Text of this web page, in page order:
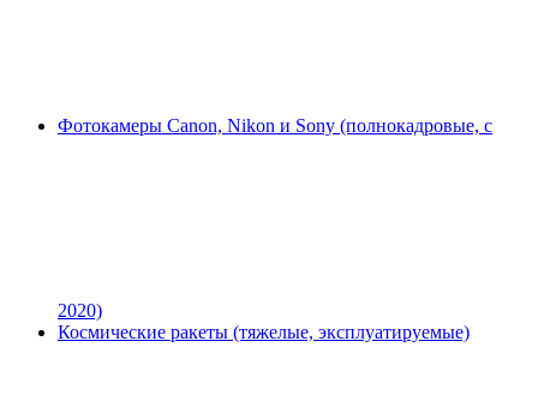
Фотокамеры Canon, Nikon и Sony (полнокадровые, с
2020)
Космические ракеты (тяжелые, эксплуатируемые)